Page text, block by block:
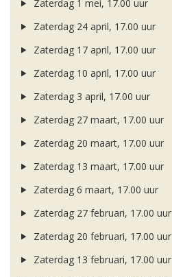
Zaterdag 1 mei, 17.00 uur
Zaterdag 24 april, 17.00 uur
Zaterdag 17 april, 17.00 uur
Zaterdag 10 april, 17.00 uur
Zaterdag 3 april, 17.00 uur
Zaterdag 27 maart, 17.00 uur
Zaterdag 20 maart, 17.00 uur
Zaterdag 13 maart, 17.00 uur
Zaterdag 6 maart, 17.00 uur
Zaterdag 27 februari, 17.00 uur
Zaterdag 20 februari, 17.00 uur
Zaterdag 13 februari, 17.00 uur